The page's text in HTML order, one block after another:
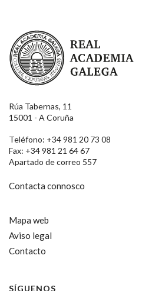
Real Academia Galega
Rúa Tabernas, 11
15001 - A Coruña
Teléfono: +34 981 20 73 08
Fax: +34 981 21 64 67
Apartado de correo 557
Contacta connosco
Mapa web
Aviso legal
Contacto
SÍGUENOS